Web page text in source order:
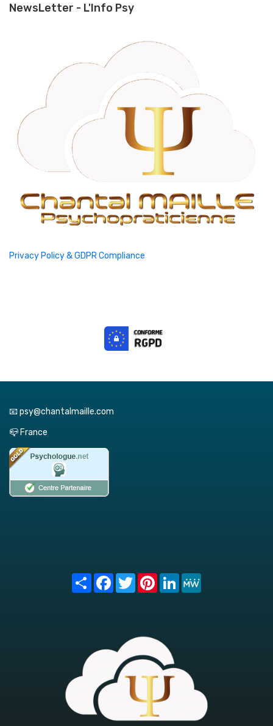
NewsLetter - L'Info Psy
Privacy Policy & GDPR Compliance
📧 psy@chantalmaille.com
📪 France
Share FacebookTwitterPinterest
LinkedIn